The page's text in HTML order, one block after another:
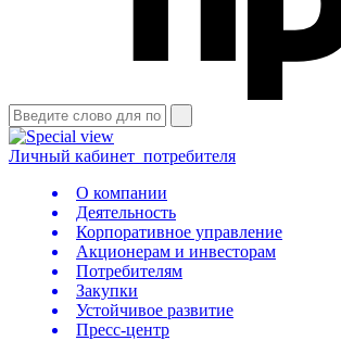
Личный кабинет потребителя
О компании
Деятельность
Корпоративное управление
Акционерам и инвесторам
Потребителям
Закупки
Устойчивое развитие
Пресс-центр